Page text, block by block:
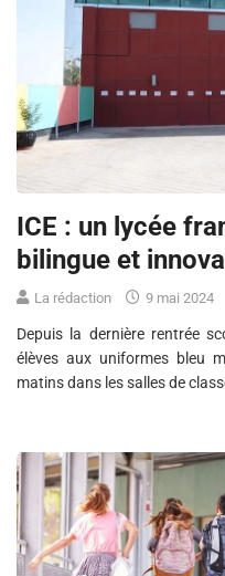
ICE : un lycée
bilingue et
La rédaction 9 mai 2024
Depuis la dernière rentrée
élèves aux uniformes bleu
matins dans les salles de